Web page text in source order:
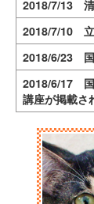
2018/7/13 清
2018/7/10 立
2018/6/23 国
2018/6/17 国
講座が掲載さ